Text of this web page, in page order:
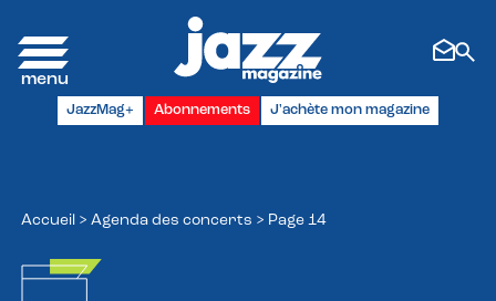
JazzMag+ Abonnements J'achète mon magazine
Accueil > Agenda des concerts > Page 14